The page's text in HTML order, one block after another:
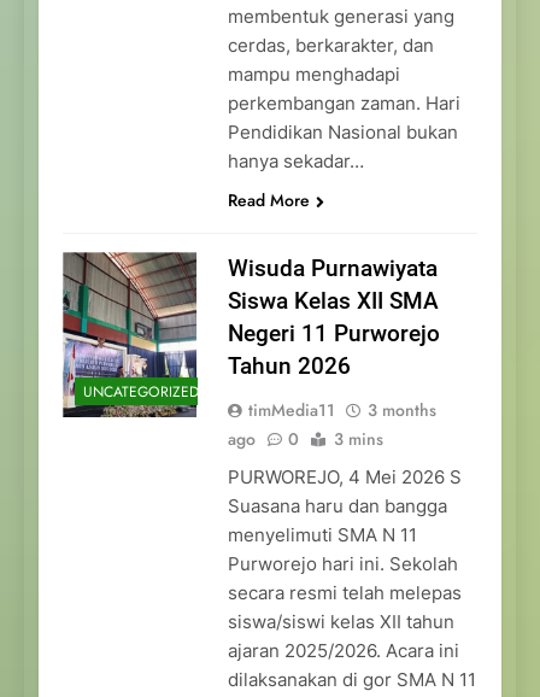
membentuk generasi yang
cerdas, berkarakter, dan
mampu menghadapi
perkembangan zaman. Hari
Pendidikan Nasional bukan
hanya sekadar…
Read More
UNCATEGORIZED
Wisuda Purnawiyata
Siswa Kelas XII SMA
Negeri 11 Purworejo
Tahun 2026
timMedia11
3 months
ago
0 3 mins
PURWOREJO, 4 Mei 2026 S
Suasana haru dan bangga
menyelimuti SMA N 11
Purworejo hari ini. Sekolah
secara resmi telah melepas
siswa/siswi kelas XII tahun
ajaran 2025/2026. Acara ini
dilaksanakan di gor SMA N 11